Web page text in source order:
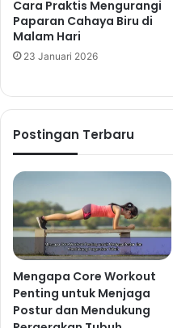
Cara Praktis Mengurangi
Paparan Cahaya Biru di
Malam Hari
23 Januari 2026
Postingan Terbaru
Mengapa Core Workout
Penting untuk Menjaga
Postur dan Mendukung